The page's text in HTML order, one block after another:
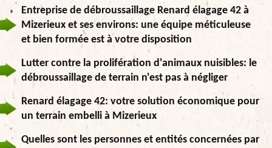
Entreprise de débroussaillage Renard élagage 42 à
Mizerieux et ses environs: une équipe méticuleuse
et bien formée est à votre disposition
Lutter contre la prolifération d'animaux nuisibles: le
débroussaillage de terrain n'est pas à négliger
Renard élagage 42: votre solution économique pour
un terrain embelli à Mizerieux
Quelles sont les personnes et entités concernées par